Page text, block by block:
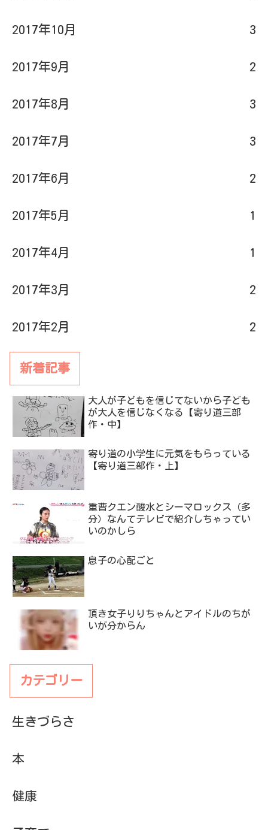
2017年10月 3
2017年9月 2
2017年8月 3
2017年7月 3
2017年6月 2
2017年5月 1
2017年4月 1
2017年3月 2
2017年2月 2
新着記事
大人が子どもを信じてないから子ども
が大人を信じなくなる【寄り道三部
作・中】
寄り道の小学生に元気をもらっている
【寄り道三部作・上】
重曹クエン酸水とシーマロックス（多
分）なんてテレビで紹介しちゃってい
いのかしら
息子の心配ごと
頂き女子りりちゃんとアイドルのちが
いが分からん
カテゴリー
生きづらさ
本
健康